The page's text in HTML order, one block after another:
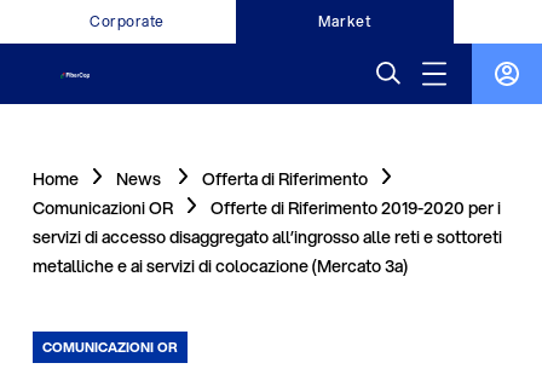
Corporate Market
Home News
Offerta di Riferimento
Comunicazioni OR
Offerte di Riferimento 2019-2020 per i
servizi di accesso disaggregato all’ingrosso alle reti e sottoreti
metalliche e ai servizi di colocazione (Mercato 3a)
COMUNICAZIONI OR